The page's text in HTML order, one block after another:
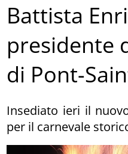
Battista
presidente
di Pont-
Insediato ieri il
per il carnevale